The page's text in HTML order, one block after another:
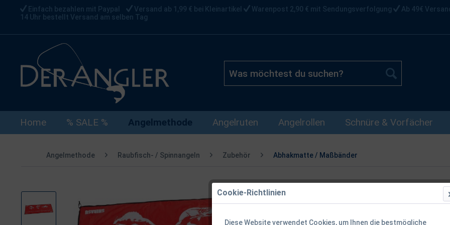
Einfach bezahlen mit Paypal Versand ab 1,99 € bei Kleinartikel Warenpost 2,90 € mit Sendungsverfolgung Ab 49€
14 Uhr bestellt Versand am selben Tag
Home % SALE % Angelmethode Angelruten Angelrollen Schnüre & Vorfächer
Angelmethode Raubfisch- / Spinnangeln Zubehör Abhakmatte / Maßbänder
Balzer
Cookie-Richtlinien
Diese Website verwendet Cookies, um Ihnen die bestmögliche